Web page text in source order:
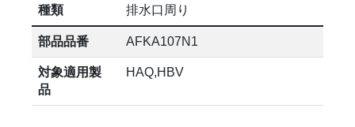
種類
排水口周り
部品品番 AFKA107N1
対象適用製
品
HAQ,HBV